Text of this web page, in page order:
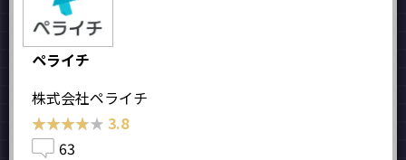
ペライチ
株式会社ペライチ
★★★★★
★★★★★ 3.8
63